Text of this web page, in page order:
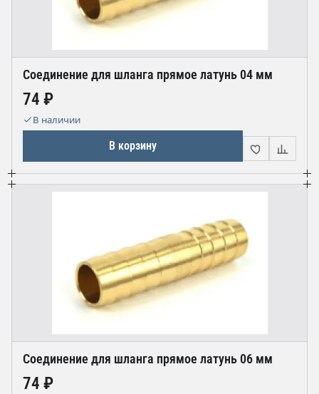
Соединение для шланга прямое латунь 04 мм
74 ₽
В наличии
В корзину
Соединение для шланга прямое латунь 06 мм
74 ₽